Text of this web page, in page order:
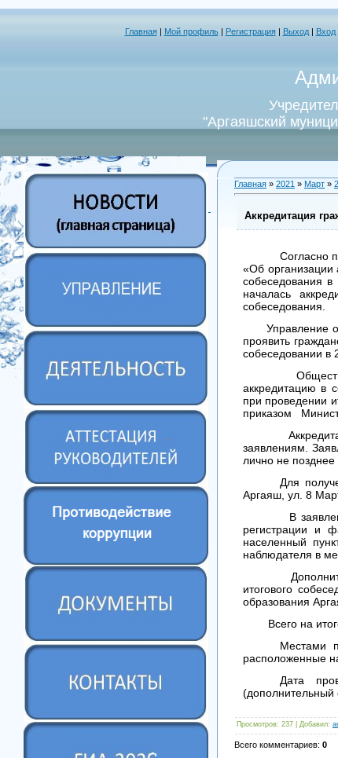
Главная| Мой профиль| Регистрация Выход| Вход
"Аргаяшский
Главная » 2021 » Март »
Аккредитация
Согласно
«Об организации
собеседования
началась
собеседования.
Управление
проявить
собеседовании в
аккредитацию в
при проведении
приказом
Аккредитация
заявлениям.
лично не
Для
Аргаяш, ул. 8
В заявлении
регистрации и
населенный
наблюдателя в
итогового
образования
Всего на
Местами
расположенные
Дата
(дополнительный
Просмотров: 237 | Добавил:
Всего комментариев: 0